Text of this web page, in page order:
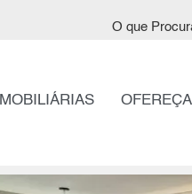
O que
IMOBILIÁRIAS